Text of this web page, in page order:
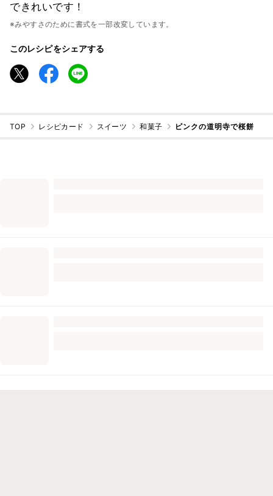
できれいです！
※みやすさのために書式を一部改変しています。
このレシピをシェアする
TOP レシピカード スイーツ 和菓子 ピンクの道明寺で桜餅